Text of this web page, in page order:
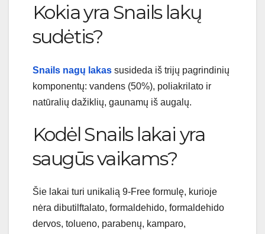
Kokia yra Snails lakų
sudėtis?
Snails nagų lakas susideda iš trijų pagrindinių
komponentų: vandens (50%), poliakrilato ir
natūralių dažiklių, gaunamų iš augalų.
Kodėl Snails lakai yra
saugūs vaikams?
Šie lakai turi unikalią 9-Free formulę, kurioje
nėra dibutilftalato, formaldehido, formaldehido
dervos, tolueno, parabenų, kamparo,